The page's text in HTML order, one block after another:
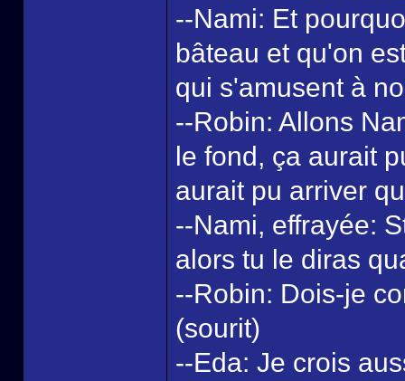
--Nami: Et
bâteau et qu'on
qui s'amusent à
--Robin: Allons
le fond, ça aurait
aurait pu arriver
--Nami, effrayée:
alors tu le diras
--Robin: Dois-je
(sourit)
--Eda: Je crois